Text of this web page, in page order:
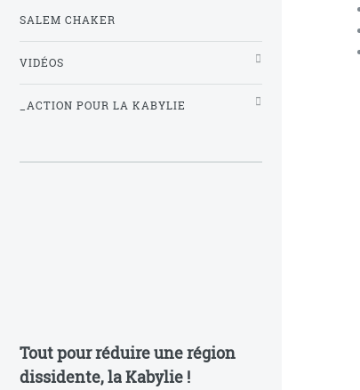
SALEM CHAKER
VIDÉOS
_ACTION POUR LA KABYLIE
Tout pour réduire une région
dissidente, la Kabylie !